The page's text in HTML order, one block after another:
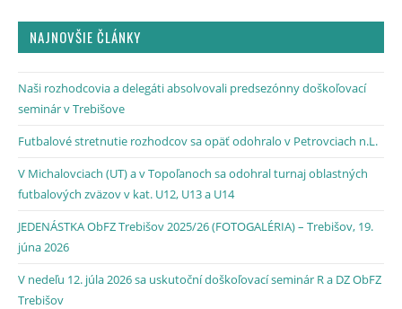
NAJNOVŠIE ČLÁNKY
Naši rozhodcovia a delegáti absolvovali predsezónny doškoľovací
seminár v Trebišove
Futbalové stretnutie rozhodcov sa opäť odohralo v Petrovciach n.L.
V Michalovciach (UT) a v Topoľanoch sa odohral turnaj oblastných
futbalových zväzov v kat. U12, U13 a U14
JEDENÁSTKA ObFZ Trebišov 2025/26 (FOTOGALÉRIA) – Trebišov, 19.
júna 2026
V nedeľu 12. júla 2026 sa uskutoční doškoľovací seminár R a DZ ObFZ
Trebišov